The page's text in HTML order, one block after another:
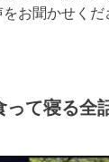
お聞かせくだ
て寝る全